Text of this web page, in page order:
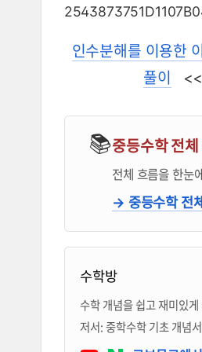
인수분해를 이용한
풀이
<<
📚중등수학 전체
전체 흐름을 한눈
→ 중등수학 전
블로거 & 출판 교재
수학방
수학 개념을 쉽고 재미있
저서: 중학수학 기초 개념